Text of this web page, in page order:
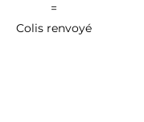
=
Colis renvoyé